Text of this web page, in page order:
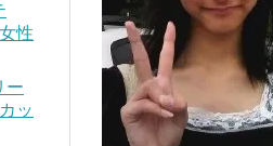
性
ー
ッ